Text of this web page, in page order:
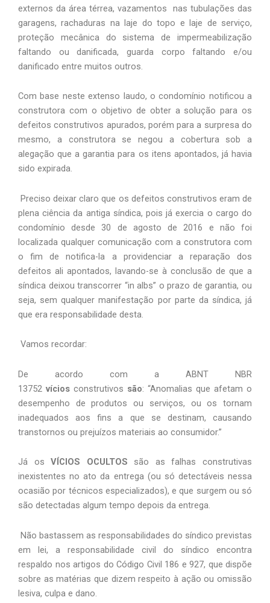
externos da área térrea, vazamentos  nas tubulações das
garagens, rachaduras na laje do topo e laje de serviço,
proteção mecânica do sistema de impermeabilização
faltando ou danificada, guarda corpo faltando e/ou
danificado entre muitos outros.
Com base neste extenso laudo, o condomínio notificou a
construtora com o objetivo de obter a solução para os
defeitos construtivos apurados, porém para a surpresa do
mesmo, a construtora se negou a cobertura sob a
alegação que a garantia para os itens apontados, já havia
sido expirada.
Preciso deixar claro que os defeitos construtivos eram de
plena ciência da antiga síndica, pois já exercia o cargo do
condomínio desde 30 de agosto de 2016 e não foi
localizada qualquer comunicação com a construtora com
o fim de notifica-la a providenciar a reparação dos
defeitos ali apontados, lavando-se à conclusão de que a
síndica deixou transcorrer “in albs” o prazo de garantia, ou
seja, sem qualquer manifestação por parte da síndica, já
que era responsabilidade desta.
Vamos recordar:
De acordo com a ABNT NBR
13752 vícios construtivos são: “Anomalias que afetam o
desempenho de produtos ou serviços, ou os tornam
inadequados aos fins a que se destinam, causando
transtornos ou prejuízos materiais ao consumidor.”
Já os VÍCIOS OCULTOS são as falhas construtivas
inexistentes no ato da entrega (ou só detectáveis nessa
ocasião por técnicos especializados), e que surgem ou só
são detectadas algum tempo depois da entrega.
Não bastassem as responsabilidades do síndico previstas
em lei, a responsabilidade civil do síndico encontra
respaldo nos artigos do Código Civil 186 e 927, que dispõe
sobre as matérias que dizem respeito à ação ou omissão
lesiva, culpa e dano.